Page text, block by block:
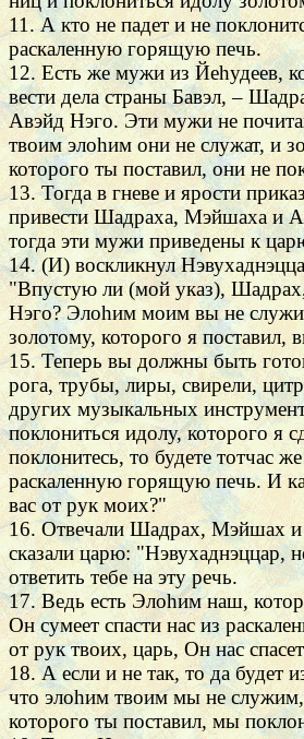
11. А кто не падет и не
раскаленную горящую печь.
12. Есть же мужи из Йеhудеев,
вести дела страны Бавэл, –
Авэйд Нэго. Эти мужи не
твоим элоhим они не служат, и
которого ты поставил, они не
13. Тогда в гневе и ярости
привести Шадраха, Мэйшаха и
тогда эти мужи приведены к
14. (И) воскликнул
"Впустую ли (мой указ),
Нэго? Элоhим моим вы не
золотому, которого я поставил,
15. Теперь вы должны быть
рога, трубы, лиры, свирели,
других музыкальных
поклониться идолу, которого я
поклонитесь, то будете тотчас
раскаленную горящую печь. И
вас от рук моих?"
16. Отвечали Шадрах, Мэйшах
сказали царю: "Нэвухаднэццар,
ответить тебе на эту речь.
17. Ведь есть Элоhим наш,
Он сумеет спасти нас из
от рук твоих, царь, Он нас
18. А если и не так, то да будет
что элоhим твоим мы не
которого ты поставил, мы